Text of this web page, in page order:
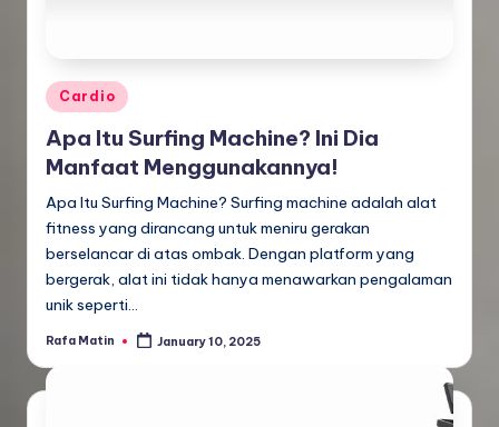
Posted
in
Cardio
Apa Itu Surfing Machine? Ini Dia
Manfaat Menggunakannya!
Apa Itu Surfing Machine? Surfing machine adalah alat
fitness yang dirancang untuk meniru gerakan
berselancar di atas ombak. Dengan platform yang
bergerak, alat ini tidak hanya menawarkan pengalaman
unik seperti…
Posted
Rafa Matin January 10, 2025